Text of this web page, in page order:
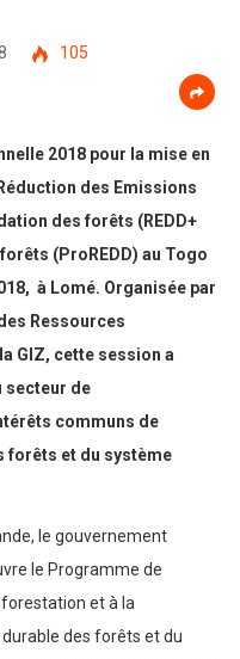
105
2018 pour la mise en
des Emissions
des forêts (REDD+
(ProREDD) au Togo
à Lomé. Organisée par
Ressources
GIZ, cette session a
secteur de
communs de
forêts et du système
le gouvernement
le Programme de
et à la
des forêts et du